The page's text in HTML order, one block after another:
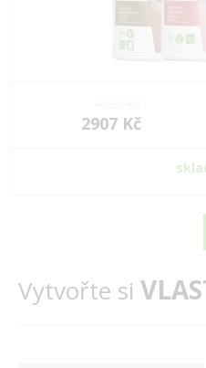
2907 Kč
Vytvořte si